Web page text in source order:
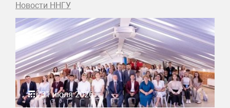
Новости ННГУ
31 июля 2026